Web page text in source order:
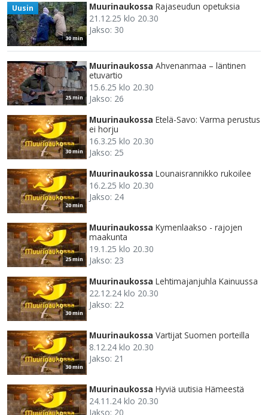
30 min
Uusin Muurinaukossa Rajaseudun opetuksia
21.12.25 klo 20.30
Jakso: 30
25 min
Muurinaukossa Ahvenanmaa – läntinen
etuvartio
15.6.25 klo 20.30
Jakso: 26
30 min
Muurinaukossa Etelä-Savo: Varma perustus
ei horju
16.3.25 klo 20.30
Jakso: 25
20 min
Muurinaukossa Lounaisrannikko rukoilee
16.2.25 klo 20.30
Jakso: 24
25 min
Muurinaukossa Kymenlaakso - rajojen
maakunta
19.1.25 klo 20.30
Jakso: 23
30 min
Muurinaukossa Lehtimajanjuhla Kainuussa
22.12.24 klo 20.30
Jakso: 22
30 min
Muurinaukossa Vartijat Suomen porteilla
8.12.24 klo 20.30
Jakso: 21
Muurinaukossa Hyviä uutisia Hämeestä
24.11.24 klo 20.30
Jakso: 20